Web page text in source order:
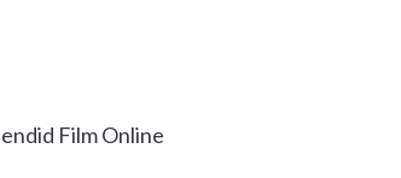
Film Online